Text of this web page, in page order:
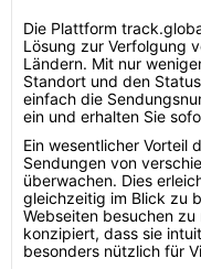
Die Plattform
Lösung zur Verfolgung
Ländern. Mit nur
Standort und den
einfach die
ein und erhalten Sie
Ein wesentlicher Vorteil
Sendungen von
überwachen. Dies
gleichzeitig im Blick zu
Webseiten besuchen
konzipiert, dass sie
besonders nützlich für